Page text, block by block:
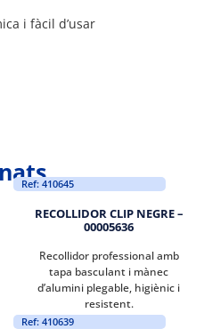
i fàcil d’usar
Ref: 410645
RECOLLIDOR CLIP NEGRE –
00005636
Recollidor professional amb
tapa basculant i mànec
d’alumini plegable, higiènic i
resistent.
Ref: 410639